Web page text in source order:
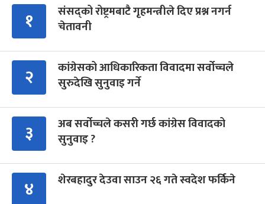
१
संसद्को रोष्ट्रमबाटै गृहमन्त्रीले दिए प्रश्न नगर्न
चेतावनी
२
कांग्रेसको आधिकारिकता विवादमा सर्वोच्चले
सुरुदेखि सुनुवाइ गर्ने
३
अब सर्वोच्चले कसरी गर्छ कांग्रेस विवादको
सुनुवाइ ?
४ शेरबहादुर देउवा साउन २६ गते स्वदेश फर्किने